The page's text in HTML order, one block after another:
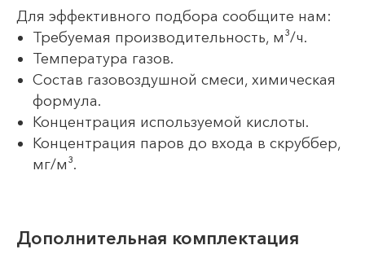
Для эффективного подбора сообщите нам:
Требуемая производительность, м³/ч.
Температура газов.
Состав газовоздушной смеси, химическая
формула.
Концентрация используемой кислоты.
Концентрация паров до входа в скруббер,
мг/м³.
Дополнительная комплектация